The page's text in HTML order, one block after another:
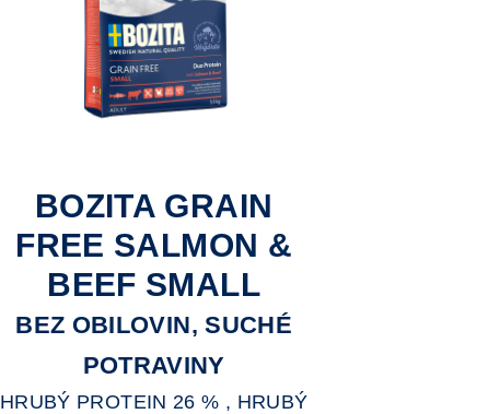
BOZITA GRAIN
FREE SALMON &
BEEF SMALL
BEZ OBILOVIN, SUCHÉ
POTRAVINY
HRUBÝ PROTEIN 26 % , HRUBÝ